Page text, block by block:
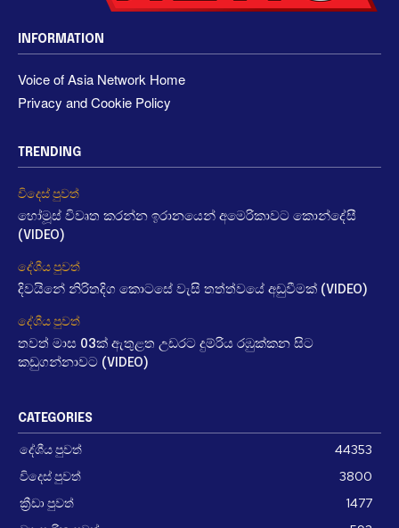
INFORMATION
Voice of Asia Network Home
Privacy and Cookie Policy
TRENDING
විදෙස් පුවත්
හෝමූස් විවෘත කරන්න ඉරානයෙන් අමෙරිකාවට කොන්දේසී
(VIDEO)
දේශීය පුවත්
දිවයිනේ නිරිතදිග කොටසේ වැසි තත්ත්වයේ අඩුවීමක් (VIDEO)
දේශීය පුවත්
තවත් මාස 03ක් ඇතුළත උඩරට දුම්රිය රඹුක්කන සිට
කඩුගන්නාවට (VIDEO)
CATEGORIES
දේශීය පුවත්
44353
විදෙස් පුවත්
3800
ක්‍රීඩා පුවත්
1477